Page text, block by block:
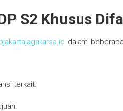
S2 Khusus
dalam
terkait.